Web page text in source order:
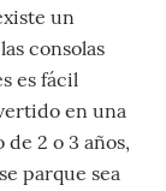
un
consolas
es fácil
en una
2 o 3 años,
parque sea